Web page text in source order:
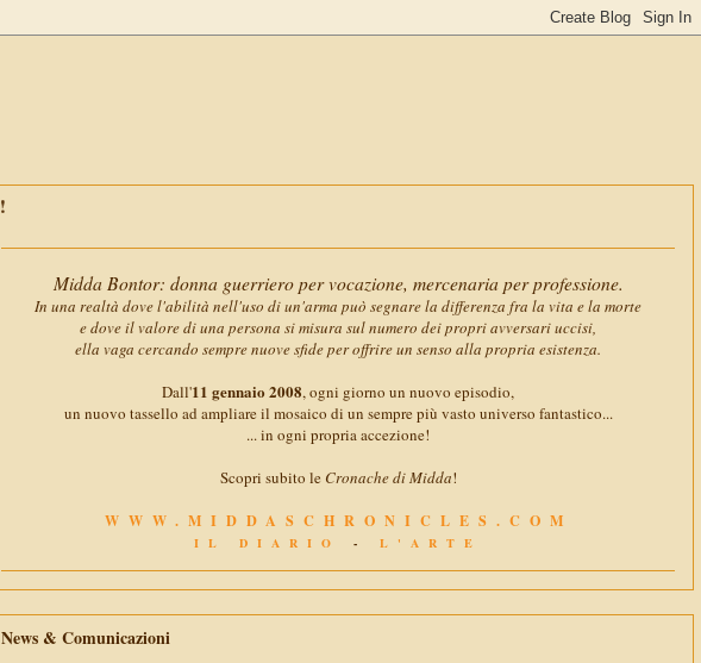
Midda Bontor: donna guerriero per vocazione, mercenaria per professione.
In una realtà dove l'abilità nell'uso di un'arma può segnare la differenza fra la vita e la morte
e dove il valore di una persona si misura sul numero dei propri avversari uccisi,
ella vaga cercando sempre nuove sfide per offrire un senso alla propria esistenza.
Dall'11 gennaio 2008, ogni giorno un nuovo episodio,
un nuovo tassello ad ampliare il mosaico di un sempre più vasto universo fantastico...
... in ogni propria accezione!
Scopri subito le Cronache di Midda!
WWW.MIDDASCHRONICLES.COM
IL DIARIO - L'ARTE
News & Comunicazioni